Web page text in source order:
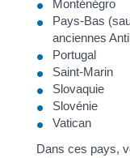
Monténégro
Pays-Bas
anciennes
Portugal
Saint-Marin
Slovaquie
Slovénie
Vatican
Dans ces pays,